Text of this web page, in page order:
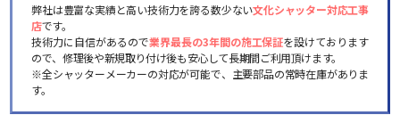
弊社は豊富な実績と高い技術力を誇る数少ない文化シャッター対応工事
店です。
技術力に自信があるので業界最長の3年間の施工保証を設けております
ので、修理後や新規取り付け後も安心して長期間ご利用頂けます。
※全シャッターメーカーの対応が可能で、主要部品の常時在庫がありま
す。